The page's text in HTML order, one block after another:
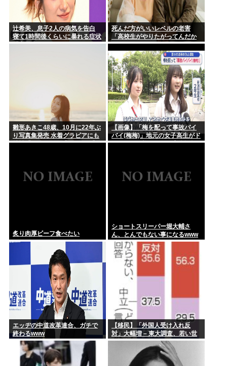
鮭や玉...
セブンイレブンのレジ、一部のアホのせいでこうなってしまう
乃木坂46・井上和、堂々の大河デビュー「美しい」「迫力あ
30代後半（35～39歳）の未婚男性における性交渉未経験率
通販でアイス買ったんだけど、これって普通にスーパーで買っ
たほうが...
【画像】X民「コンビニで買い物ついでにゴミ捨てようとした
辻希美、息子2人の病気を告白
寝て1時間後くらいに暴れる症状
「夜驚症」にファンからアドバ
死んだ方がいいレベルの老害
「高校生がやりたがってんだか
ら甲子園でやらせろ！」
雛形あきこ48歳、10月に22年ぶ
り写真集発売 水着グラビアにも
挑戦「なんと!!!」「おぉ~」「学
【画像】「梅を配って事故バイ
バイ(梅梅)」地元の女子高生がド
ライバーに梅を配って安全運転
炙り肉厚ビーフ食べたい
ショートスリーパー堀大輔さ
ん、とんでもない事になるwww
エッヂの中道改革連合、ガチで
終わるwww
【移民】「外国人受け入れ反
対」大幅増 – 東大調査、若い世
代で多く